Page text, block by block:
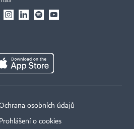
osobních údajů
Prohlášení o cookies